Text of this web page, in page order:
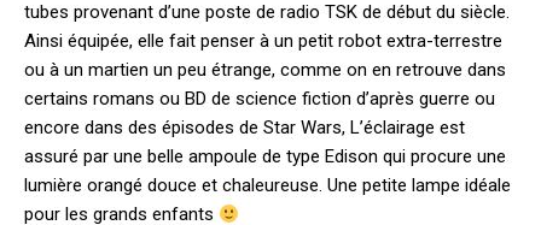
tubes provenant d’une poste de radio TSK de début du siècle.
Ainsi équipée, elle fait penser à un petit robot extra-terrestre
ou à un martien un peu étrange, comme on en retrouve dans
certains romans ou BD de science fiction d’après guerre ou
encore dans des épisodes de Star Wars, L’éclairage est
assuré par une belle ampoule de type Edison qui procure une
lumière orangé douce et chaleureuse. Une petite lampe idéale
pour les grands enfants